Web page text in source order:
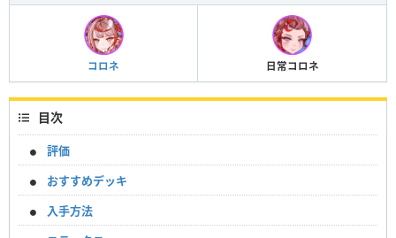
コロネ 日常コロネ
目次
評価
おすすめデッキ
入手方法